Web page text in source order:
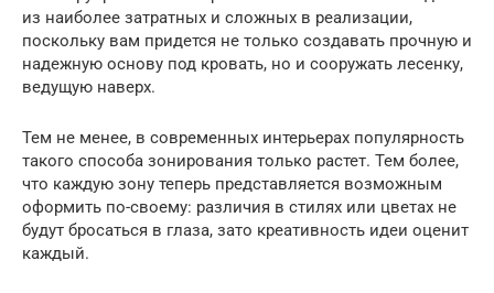
из наиболее затратных и сложных в реализации,
поскольку вам придется не только создавать прочную и
надежную основу под кровать, но и сооружать лесенку,
ведущую наверх.
Тем не менее, в современных интерьерах популярность
такого способа зонирования только растет. Тем более,
что каждую зону теперь представляется возможным
оформить по-своему: различия в стилях или цветах не
будут бросаться в глаза, зато креативность идеи оценит
каждый.